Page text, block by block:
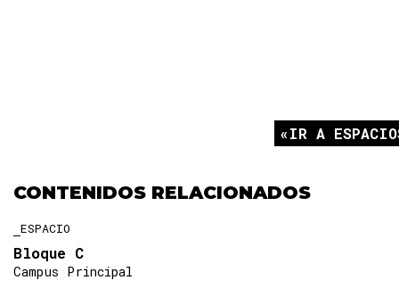
IR A
CONTENIDOS RELACIONADOS
ESPACIO
Bloque C
Campus Principal